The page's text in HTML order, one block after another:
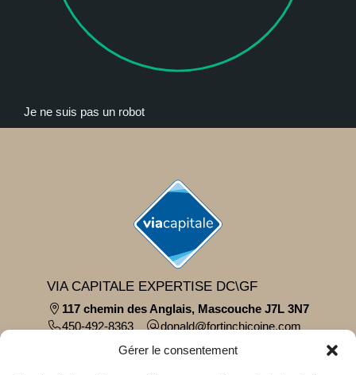
Gérer le consentement
Je ne suis pas un robot
VIA CAPITALE EXPERTISE DC\GF
117 chemin des Anglais, Mascouche J7L 3N7
450-492-8363
moc.eniocihcnitrof@dlanod